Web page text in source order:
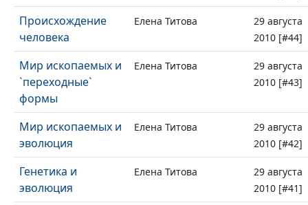
Происхождение
человека
Елена Титова
29 августа
2010 [#44]
Мир ископаемых и
`переходные`
формы
Елена Титова
29 августа
2010 [#43]
Мир ископаемых и
эволюция
Елена Титова
29 августа
2010 [#42]
Генетика и
эволюция
Елена Титова
29 августа
2010 [#41]